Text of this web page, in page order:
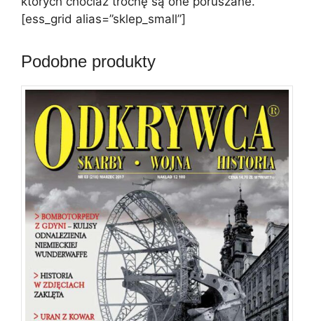
[ess_grid alias=”sklep_small”]
Podobne produkty